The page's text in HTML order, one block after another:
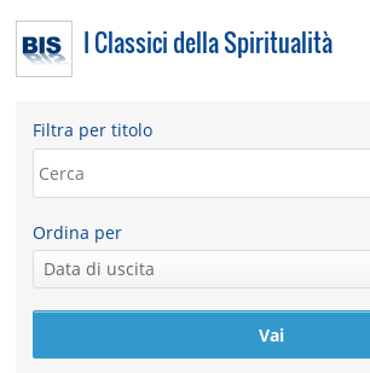
I Classici della Spiritualità
Filtra per titolo
Ordina per